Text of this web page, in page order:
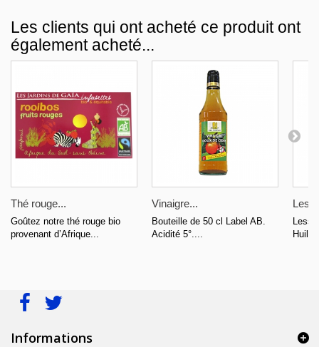
Les clients qui ont acheté ce produit ont
également acheté...
Thé rouge...
Goûtez notre thé rouge bio
provenant d’Afrique...
Vinaigre...
Bouteille de 50 cl Label AB.
Acidité 5°....
Informations